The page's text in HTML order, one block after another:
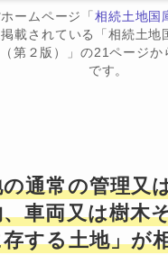
ームページ「相続土地国
掲載されている「相続土地
第２版）」の21ページか
です。
通常の管理又
車両又は樹木
する土地」が